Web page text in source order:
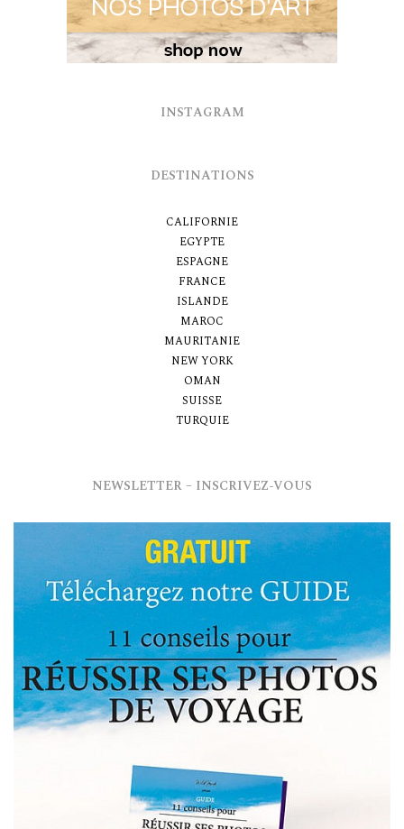
INSTAGRAM
DESTINATIONS
CALIFORNIE
EGYPTE
ESPAGNE
FRANCE
ISLANDE
MAROC
MAURITANIE
NEW YORK
OMAN
SUISSE
TURQUIE
NEWSLETTER – INSCRIVEZ-VOUS